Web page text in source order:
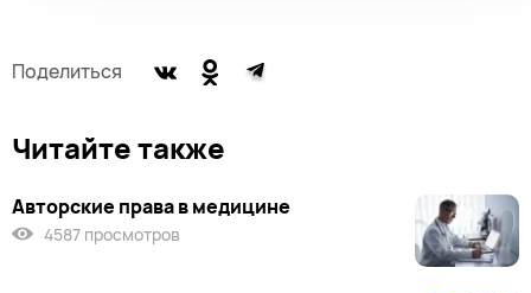
Поделиться
Читайте также
Авторские права в медицине
4587 просмотров